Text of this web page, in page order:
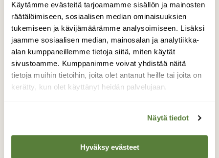
Käytämme evästeitä tarjoamamme sisällön ja mainosten
räätälöimiseen, sosiaalisen median ominaisuuksien
tukemiseen ja kävijämäärämme analysoimiseen. Lisäksi
jaamme sosiaalisen median, mainosalan ja analytiikka-
alan kumppaneillemme tietoja siitä, miten käytät
sivustoamme. Kumppanimme voivat yhdistää näitä
tietoja muihin tietoihin, joita olet antanut heille tai joita on
kerätty, kun olet käyttänyt heidän palvelujaan.
Näytä tiedot
Hyväksy evästeet
Leppälintuemo valppaana
Leppälintunaaras piti silmällä pesästä
lähteneitä poikasiaan.
Valokuvaaja: Risto Kangassalo, Raision keskusta
6.7.2020
TAKAISIN LISTAAN